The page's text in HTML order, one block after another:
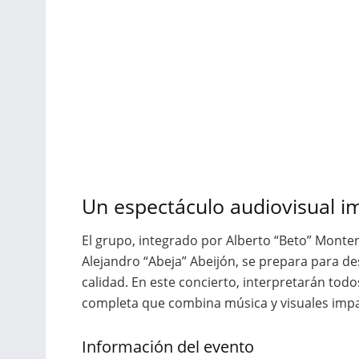
Un espectáculo audiovisual
El grupo, integrado por Alberto “Beto”
Alejandro “Abeja” Abeijón, se prepara para
calidad. En este concierto, interpretarán
completa que combina música y visuales
Información del evento